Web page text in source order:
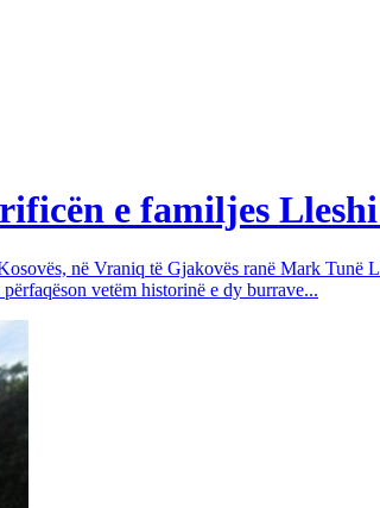
e familjes Lleshi
në Vraniq të Gjakovës ranë Mark
vetëm historinë e dy burrave...